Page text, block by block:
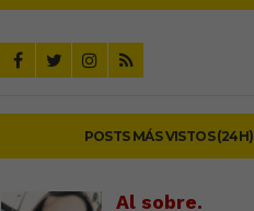
POSTS MÁS VISTOS (24H)
Al sobre.